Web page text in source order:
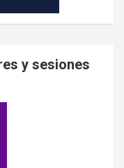
y sesiones